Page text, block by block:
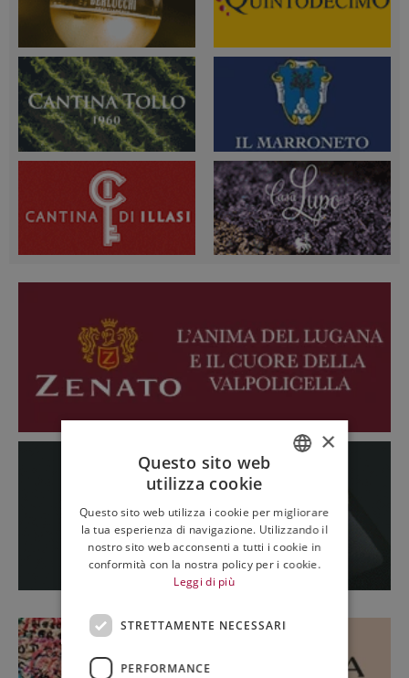
ENGLISH
×
Questo sito web
utilizza cookie
Questo sito web utilizza i cookie per migliorare
la tua esperienza di navigazione. Utilizzando il
nostro sito web acconsenti a tutti i cookie in
conformità con la nostra policy per i cookie.
Leggi di più
STRETTAMENTE NECESSARI
PERFORMANCE